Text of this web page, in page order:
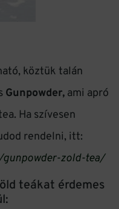
köztük talán
Gunpowder, ami apró
Ha szívesen
rendelni, itt:
zold-tea/
teákat érdemes